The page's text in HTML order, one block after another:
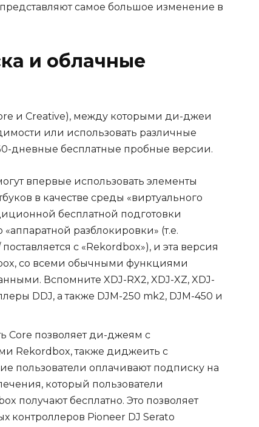
самое большое изменение в
и облачные
и Creative), между которыми ди-джеи
или использовать различные
дневные бесплатные пробные версии.
впервые использовать элементы
в качестве среды «виртуального
бесплатной подготовки
разблокировки» (т.е.
с «Rekordbox»), и эта версия
со всеми обычными функциями
Вспомните XDJ-RX2, XDJ-XZ, XDJ-
DDJ, а также DJM-250 mk2, DJM-450 и
Core позволяет ди-джеям с
Rekordbox, также диджеить с
пользователи оплачивают подписку на
который пользователи
получают бесплатно. Это позволяет
контроллеров Pioneer DJ Serato